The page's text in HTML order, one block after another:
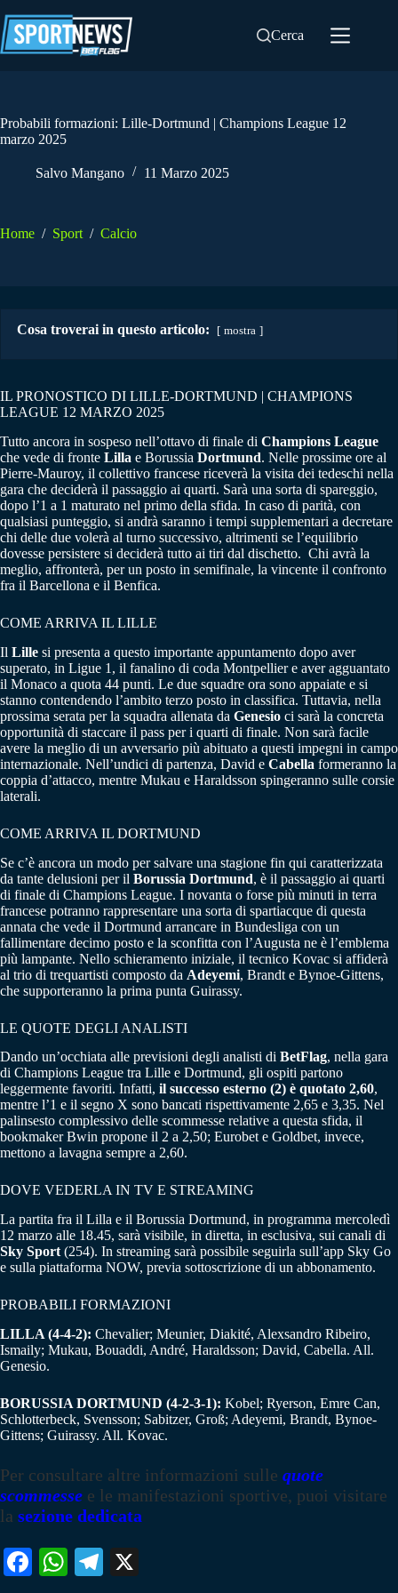
al
contenuto
Cerca
Probabili formazioni: Lille-Dortmund | Champions League 12
marzo 2025
Salvo Mangano 11 Marzo 2025
Home / Sport / Calcio
Cosa troverai in questo articolo: mostra
IL PRONOSTICO DI LILLE-DORTMUND | CHAMPIONS
LEAGUE 12 MARZO 2025
Tutto ancora in sospeso nell’ottavo di finale di Champions League
che vede di fronte Lilla e Borussia Dortmund. Nelle prossime ore al
Pierre-Mauroy, il collettivo francese riceverà la visita dei tedeschi nella
gara che deciderà il passaggio ai quarti. Sarà una sorta di spareggio,
dopo l’1 a 1 maturato nel primo della sfida. In caso di parità, con
qualsiasi punteggio, si andrà saranno i tempi supplementari a decretare
chi delle due volerà al turno successivo, altrimenti se l’equilibrio
dovesse persistere si deciderà tutto ai tiri dal dischetto. Chi avrà la
meglio, affronterà, per un posto in semifinale, la vincente il confronto
fra il Barcellona e il Benfica.
COME ARRIVA IL LILLE
Il Lille si presenta a questo importante appuntamento dopo aver
superato, in Ligue 1, il fanalino di coda Montpellier e aver agguantato
il Monaco a quota 44 punti. Le due squadre ora sono appaiate e si
stanno contendendo l’ambito terzo posto in classifica. Tuttavia, nella
prossima serata per la squadra allenata da Genesio ci sarà la concreta
opportunità di staccare il pass per i quarti di finale. Non sarà facile
avere la meglio di un avversario più abituato a questi impegni in campo
internazionale. Nell’undici di partenza, David e Cabella formeranno la
coppia d’attacco, mentre Mukau e Haraldsson spingeranno sulle corsie
laterali.
COME ARRIVA IL DORTMUND
Se c’è ancora un modo per salvare una stagione fin qui caratterizzata
da tante delusioni per il Borussia Dortmund, è il passaggio ai quarti
di finale di Champions League. I novanta o forse più minuti in terra
francese potranno rappresentare una sorta di spartiacque di questa
annata che vede il Dortmund arrancare in Bundesliga con un
fallimentare decimo posto e la sconfitta con l’Augusta ne è l’emblema
più lampante. Nello schieramento iniziale, il tecnico Kovac si affiderà
al trio di trequartisti composto da Adeyemi, Brandt e Bynoe-Gittens,
che supporteranno la prima punta Guirassy.
LE QUOTE DEGLI ANALISTI
Dando un’occhiata alle previsioni degli analisti di BetFlag, nella gara
di Champions League tra Lille e Dortmund, gli ospiti partono
leggermente favoriti. Infatti, il successo esterno (2) è quotato 2,60,
mentre l’1 e il segno X sono bancati rispettivamente 2,65 e 3,35. Nel
palinsesto complessivo delle scommesse relative a questa sfida, il
bookmaker Bwin propone il 2 a 2,50; Eurobet e Goldbet, invece,
mettono a lavagna sempre a 2,60.
DOVE VEDERLA IN TV E STREAMING
La partita fra il Lilla e il Borussia Dortmund, in programma mercoledì
12 marzo alle 18.45, sarà visibile, in diretta, in esclusiva, sui canali di
Sky Sport (254). In streaming sarà possibile seguirla sull’app Sky Go
e sulla piattaforma NOW, previa sottoscrizione di un abbonamento.
PROBABILI FORMAZIONI
LILLA (4-4-2): Chevalier; Meunier, Diakité, Alexsandro Ribeiro,
Ismaily; Mukau, Bouaddi, André, Haraldsson; David, Cabella. All.
Genesio.
BORUSSIA DORTMUND (4-2-3-1): Kobel; Ryerson, Emre Can,
Schlotterbeck, Svensson; Sabitzer, Groß; Adeyemi, Brandt, Bynoe-
Gittens; Guirassy. All. Kovac.
Per consultare altre informazioni sulle quote
scommesse e le manifestazioni sportive, puoi visitare
la sezione dedicata
Fa W
Te